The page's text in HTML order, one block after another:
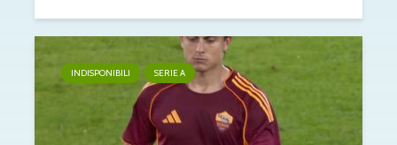
INDISPONIBILI SERIE A